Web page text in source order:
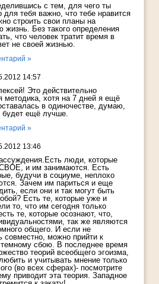
с тем, для чего ты
тебя важно, что тебе нравится
строить свои планы на
жизнь. Без такого определения
что человек тратит время в
не своей жизнью.
»
14:57
Это действительно
методика, хотя на 7 дней я ещё
в одиночестве, думаю,
ещё лучше.
»
13:46
люди, которые
и им занимаются. Есть
будучи в социуме, неплохо
Зачем им париться и еще
если они и так могут быть
Есть те, которые уже и
то, что им сегодня только
те, которые осознают, что,
так же являются
общего. И если не
совместно, можно прийти к
сбою. В последнее время
теорий всеобщего эгоизма,
и учитывать мнение только
(во всех сферах)- посмотрите
приводит эта теория. Западное